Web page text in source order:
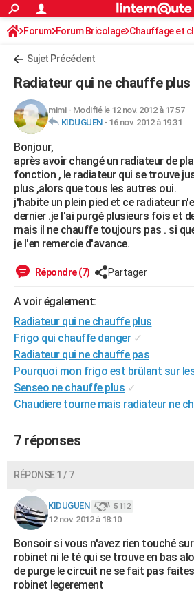
ACTUALITÉS
Politique
Société
Faits Divers
Education
Monde
Villes
+
FINANCE
Retraite
Impôts
Epargne
Immobilier
Risques naturels par ville
Banque
Assurance
Crédit
AUTO
Essais
Réserver un essai
Citadines
Berlines
SUV
Forum auto
+HIGH-TECH
Mobiles
Meilleur smartphone
Internet
Ordinateurs
Jeux vidéo
Guide high-tech
+BRICOLAGE
Forum
Aménagement intérieur
Extérieur
Cuisine
Salle de bains
Jardinage
Rangement
WEEK-END
Guides de France
Escapades
Patrimoine
Expositions
Musées
Week-end nature
+LIFESTYLE
Art de vivre
Bien-être
Loisirs
Mode
Modes de vie
SANTE
VOYAGE
Destinations
City break
Voyage nature
Voyage de noces
Forum
Climat
PHOTO
GUIDES D'ACHAT
BONS PLANS
CARTE DE VOEUX
Carte de Noël
Carte Bonne année
Carte Saint-Valentin
Carte Pâques
Carte d'anniversaire
DICTIONNAIRE
S'inscrire
Se connecter
Lycées
Collèges
Primaires
Universités
Entreprises
Service militaire
Avis de recherche
AVIS DE DÉCÈS
FORUM
Bricolage
Lifestyle
Culture
Sport
Auto
Television
Voyage
Cinema
S'inscrire
Connexion
Forum Forum Bricolage Chauffage et
Sujet Précédent
Radiateur qui ne chauffe plus
mimi- Modifié le 12 nov. 2012 à 17:57
KIDUGUEN- 16 nov. 2012 à 19:31
Bonjour,
après avoir changé un radiateur de
fonction , le radiateur qui se trouve
plus ,alors que tous les autres oui.
j'habite un plein pied et ce radiateur
dernier .je l'ai purgé plusieurs fois et
mais il ne chauffe toujours pas . si
je l'en remercie d'avance.
Répondre (7) Partager
A voir également:
Radiateur qui ne chauffe plus
Frigo qui chauffe danger ✓
Radiateur qui ne chauffe pas
Pourquoi mon frigo est brûlant sur
Senseo ne chauffe plus ✓
Chaudiere tourne mais radiateur ne
7 réponses
RÉPONSE 1 / 7
KIDUGUEN 5 112
12 nov. 2012 à 18:10
Bonsoir si vous n'avez rien touché
robinet ni le té qui se trouve en bas
de purge le circuit ne se fait pas
robinet legerement